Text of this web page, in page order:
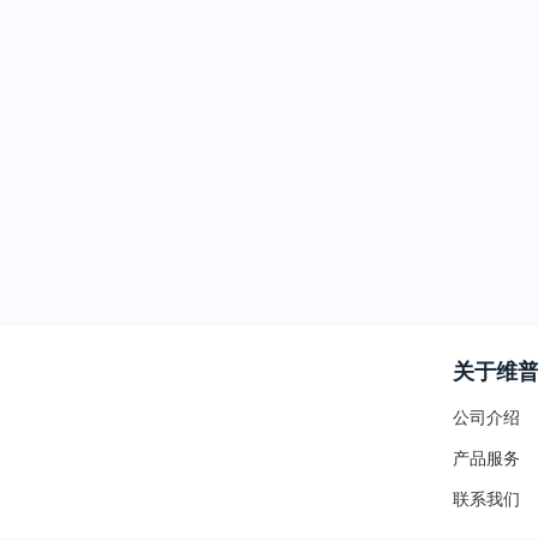
关于维普
公司介绍
产品服务
联系我们